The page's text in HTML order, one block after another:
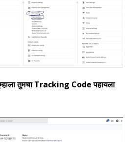
तुमचा Tracking Code पहायला